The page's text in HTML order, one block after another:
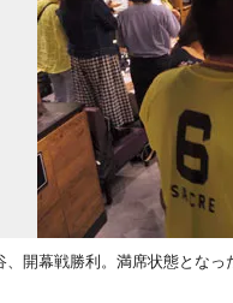
、開幕戦勝利。満席状態となっ